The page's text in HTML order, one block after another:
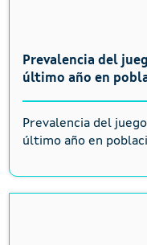
Prevalencia del
último año en
Prevalencia del
último año en